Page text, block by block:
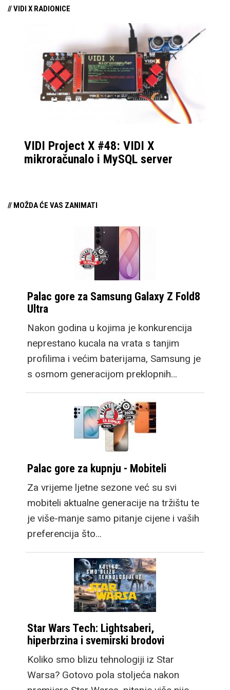
setu ili kasnije
odvojeno.
// VIDI X RADIONICE
VIDI Project X #48: VIDI X
mikroračunalo i MySQL server
// MOŽDA ĆE VAS ZANIMATI
Palac gore za Samsung Galaxy Z Fold8
Ultra
Nakon godina u kojima je konkurencija
neprestano kucala na vrata s tanjim
profilima i većim baterijama, Samsung je
s osmom generacijom preklopnih…
Palac gore za kupnju - Mobiteli
Za vrijeme ljetne sezone već su svi
mobiteli aktualne generacije na tržištu te
je više-manje samo pitanje cijene i vaših
preferencija što…
Star Wars Tech: Lightsaberi,
hiperbrzina i svemirski brodovi
Koliko smo blizu tehnologiji iz Star
Warsa? Gotovo pola stoljeća nakon